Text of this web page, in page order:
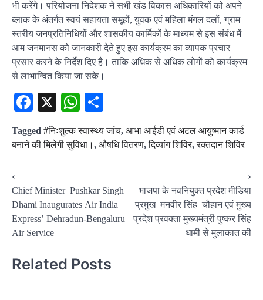
भी करेंगे। परियोजना निदेशक ने सभी खंड विकास अधिकारियों को अपने
ब्लाक के अंतर्गत स्वयं सहायता समूहों, युवक एवं महिला मंगल दलों, ग्राम
स्तरीय जनप्रतिनिधियों और शासकीय कार्मिकों के माध्यम से इस संबंध में
आम जनमानस को जानकारी देते हुए इस कार्यक्रम का व्यापक प्रचार
प्रसार करने के निर्देश दिए है। ताकि अधिक से अधिक लोगों को कार्यक्रम
से लाभान्वित किया जा सके।
Facebook
X WhatsApp
Tagged #निःशुल्क स्वास्थ्य जांच, आभा आईडी एवं अटल आयुष्मान कार्ड
बनाने की मिलेगी सुविधा। , औषधि वितरण,दिव्यांग शिविर,रक्तदान शिविर
Post
navigation
⟵
Chief Minister Pushkar Singh
Dhami Inaugurates Air India
Express’ Dehradun-Bengaluru
Air Service
भाजपा के नवनियुक्त प्रदेश मीडिया
प्रमुख मनवीर सिंह चौहान एवं मुख्य
प्रदेश प्रवक्ता मुख्यमंत्री पुष्कर सिंह
धामी से मुलाकात की
⟶
Related Posts